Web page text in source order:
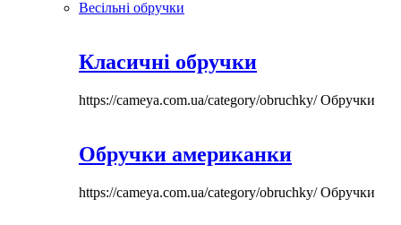
Весільні обручки
Класичні обручки
https://cameya.com.ua/category/obruchky/Обручки
Обручки американки
https://cameya.com.ua/category/obruchky/Обручки